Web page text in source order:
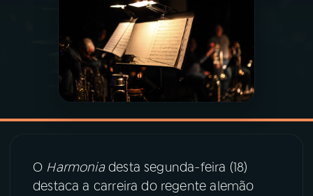
PROGRAMAÇÃO
PROGRAMAS
05PODCASTS
06VIDEOCASTS
O Harmoniadesta segunda-feira (18)
destaca a carreira do regente alemão